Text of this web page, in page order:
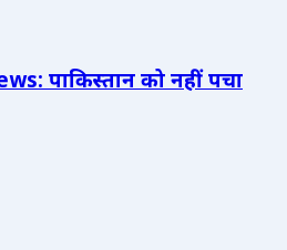
पाकिस्तान को नहीं पचा